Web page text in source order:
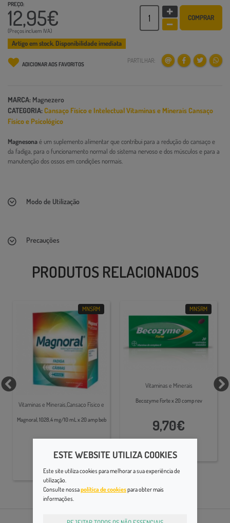
PREÇO:
12,95€
(Preços incluem IVA)
COMPRAR
Artigo em stock. Disponibilidade imediata
ADICIONAR AOS FAVORITOS PARTILHAR:
MARCA: Magnezero
CATEGORIA:Cansaço Físico e IntelectualVitaminas e MineraisCansaço
Físico e Psicológico
Magnesonaé um suplemento alimentar que contribui para a redução do cansaço e
da fadiga, para o funcionamento normal do sistema nervoso e dos músculos e para a
manutenção dos ossos em condições normais.
Modo de Utilização
Precauções
PRODUTOS RELACIONADOS
MNSRM
Vitaminas e Minerais,Cansaço Físico e
Intelectual
Magnoral, 1028,4 mg/10 mL x 20 amp beb
11,50€
MNSRM
Vitaminas e Minerais
Becozyme Forte x 20 comp rev
9,70€
ESTE WEBSITE UTILIZA COOKIES
Este site utiliza cookies para melhorar a sua experiência de
utilização.
Consulte nossapolítica de cookiespara obter mais
informações.